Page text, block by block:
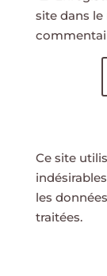
site dans
Ce site
les
traitées.